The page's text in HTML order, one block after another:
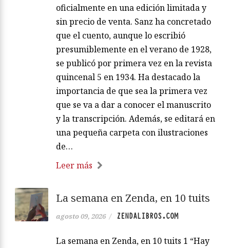
oficialmente en una edición limitada y
sin precio de venta. Sanz ha concretado
que el cuento, aunque lo escribió
presumiblemente en el verano de 1928,
se publicó por primera vez en la revista
quincenal 5 en 1934. Ha destacado la
importancia de que sea la primera vez
que se va a dar a conocer el manuscrito
y la transcripción. Además, se editará en
una pequeña carpeta con ilustraciones
de…
Leer más
La semana en Zenda, en 10 tuits
agosto 09, 2026 / ZENDALIBROS.COM
La semana en Zenda, en 10 tuits 1 “Hay